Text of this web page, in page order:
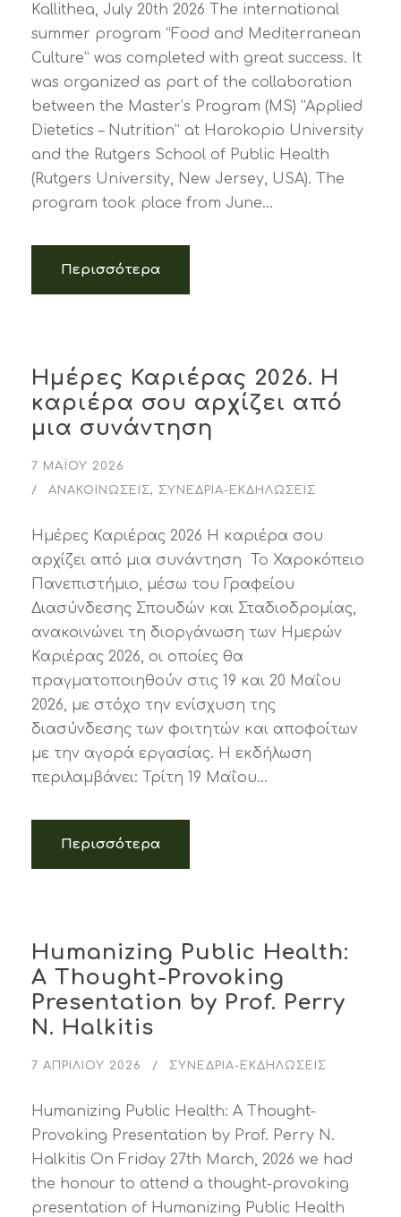
Kallithea, July 20th 2026 The international
summer program “Food and Mediterranean
Culture” was completed with great success. It
was organized as part of the collaboration
between the Master’s Program (MS) “Applied
Dietetics – Nutrition” at Harokopio University
and the Rutgers School of Public Health
(Rutgers University, New Jersey, USA). The
program took place from June...
Περισσότερα
Ημέρες Καριέρας 2026. Η
καριέρα σου αρχίζει από
μια συνάντηση
7 ΜΑΪ́ΟΥ 2026
ΑΝΑΚΟΙΝΏΣΕΙΣ, ΣΥΝΈΔΡΙΑ-ΕΚΔΗΛΏΣΕΙΣ
Ημέρες Καριέρας 2026 Η καριέρα σου
αρχίζει από μια συνάντηση Το Χαροκόπειο
Πανεπιστήμιο, μέσω του Γραφείου
Διασύνδεσης Σπουδών και Σταδιοδρομίας,
ανακοινώνει τη διοργάνωση των Ημερών
Καριέρας 2026, οι οποίες θα
πραγματοποιηθούν στις 19 και 20 Μαΐου
2026, με στόχο την ενίσχυση της
διασύνδεσης των φοιτητών και αποφοίτων
με την αγορά εργασίας. Η εκδήλωση
περιλαμβάνει: Τρίτη 19 Μαΐου...
Περισσότερα
Humanizing Public Health:
A Thought-Provoking
Presentation by Prof. Perry
N. Halkitis
7 ΑΠΡΙΛΊΟΥ 2026 ΣΥΝΈΔΡΙΑ-ΕΚΔΗΛΏΣΕΙΣ
Humanizing Public Health: A Thought-
Provoking Presentation by Prof. Perry N.
Halkitis On Friday 27th March, 2026 we had
the honour to attend a thought-provoking
presentation of Humanizing Public Health